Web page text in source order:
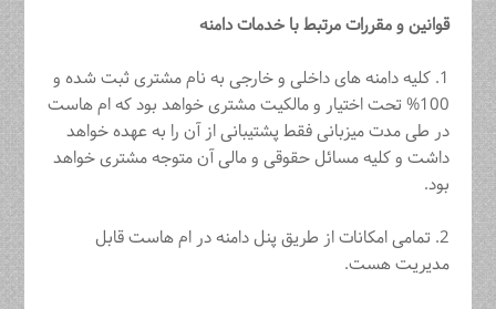
قوانین و مقررات مرتبط با خدمات دامنه
1. کلیه دامنه های داخلی و خارجی به نام مشتری ثبت شده و
100% تحت اختیار و مالکیت مشتری خواهد بود که ام هاست
در طی مدت میزبانی فقط پشتیبانی از آن را به عهده خواهد
داشت و کلیه مسائل حقوقی و مالی آن متوجه مشتری خواهد
بود.
2. تمامی امکانات از طریق پنل دامنه در ام هاست قابل
مدیریت هست.